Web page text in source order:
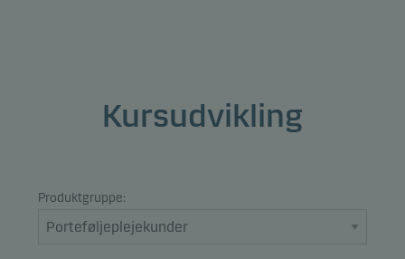
Kursudvikling
Produktgruppe: